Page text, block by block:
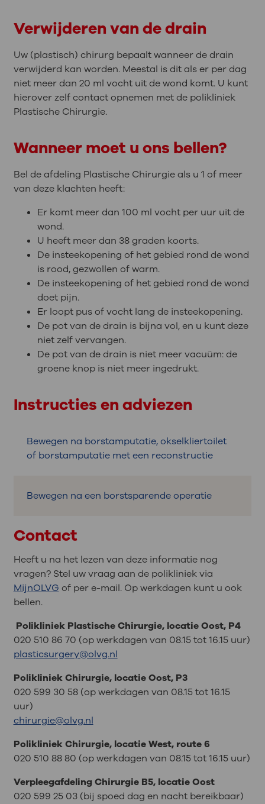
Verwijderen van de drain
Uw (plastisch) chirurg bepaalt wanneer de drain
verwijderd kan worden. Meestal is dit als er per dag
niet meer dan 20 ml vocht uit de wond komt. U kunt
hierover zelf contact opnemen met de polikliniek
Plastische Chirurgie.
Wanneer moet u ons bellen?
Bel de afdeling Plastische Chirurgie als u 1 of meer
van deze klachten heeft:
Er komt meer dan 100 ml vocht per uur uit de
wond.
U heeft meer dan 38 graden koorts.
De insteekopening of het gebied rond de wond
is rood, gezwollen of warm.
De insteekopening of het gebied rond de wond
doet pijn.
Er loopt pus of vocht lang de insteekopening.
De pot van de drain is bijna vol, en u kunt deze
niet zelf vervangen.
De pot van de drain is niet meer vacuüm: de
groene knop is niet meer ingedrukt.
Instructies en adviezen
Bewegen na borstamputatie, okselkliertoilet
of borstamputatie met een reconstructie
Bewegen na een borstsparende operatie
Contact
Heeft u na het lezen van deze informatie nog
vragen? Stel uw vraag aan de polikliniek via
MijnOLVGof per e-mail. Op werkdagen kunt u ook
bellen.
Polikliniek Plastische Chirurgie, locatie Oost, P4
020 510 86 70 (op werkdagen van 08.15 tot 16.15 uur)
plasticsurgery@olvg.nl
Polikliniek Chirurgie, locatie Oost, P3
020 599 30 58 (op werkdagen van 08.15 tot 16.15
uur)
chirurgie@olvg.nl
Polikliniek Chirurgie, locatie West, route 6
020 510 88 80 (op werkdagen van 08.15 tot 16.15 uur)
Verpleegafdeling Chirurgie B5, locatie Oost
020 599 25 03 (bij spoed dag en nacht bereikbaar)